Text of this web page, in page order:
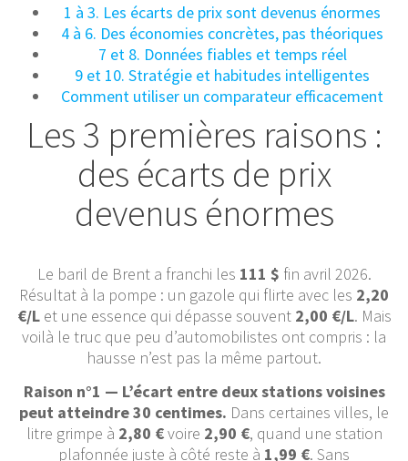
1 à 3. Les écarts de prix sont devenus énormes
4 à 6. Des économies concrètes, pas théoriques
7 et 8. Données fiables et temps réel
9 et 10. Stratégie et habitudes intelligentes
Comment utiliser un comparateur efficacement
Les 3 premières raisons :
des écarts de prix
devenus énormes
Le baril de Brent a franchi les 111 $ fin avril 2026.
Résultat à la pompe : un gazole qui flirte avec les 2,20
€/Let une essence qui dépasse souvent 2,00 €/L. Mais
voilà le truc que peu d’automobilistes ont compris : la
hausse n’est pas la même partout.
Raison n°1 — L’écart entre deux stations voisines
peut atteindre 30 centimes. Dans certaines villes, le
litre grimpe à 2,80 €voire 2,90 €, quand une station
plafonnée juste à côté reste à 1,99 €. Sans